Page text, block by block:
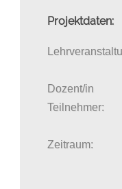
Projektdaten:
Dozent/in
Teilnehmer:
Zeitraum: